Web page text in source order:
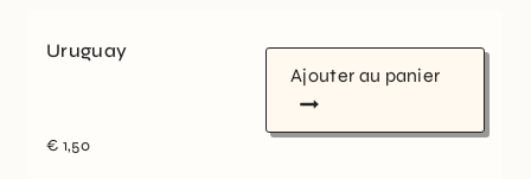
Uruguay
€ 1,50
Ajouter au panier